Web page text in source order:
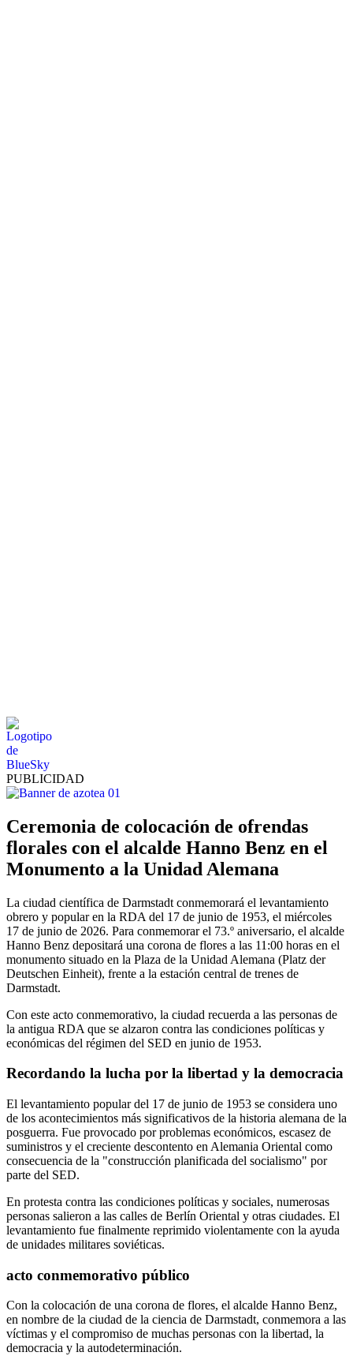
PUBLICIDAD
Ceremonia de colocación de ofrendas
florales con el alcalde Hanno Benz en el
Monumento a la Unidad Alemana
La ciudad científica de Darmstadt conmemorará el levantamiento
obrero y popular en la RDA del 17 de junio de 1953, el miércoles
17 de junio de 2026. Para conmemorar el 73.º aniversario, el alcalde
Hanno Benz depositará una corona de flores a las 11:00 horas en el
monumento situado en la Plaza de la Unidad Alemana (Platz der
Deutschen Einheit), frente a la estación central de trenes de
Darmstadt.
Con este acto conmemorativo, la ciudad recuerda a las personas de
la antigua RDA que se alzaron contra las condiciones políticas y
económicas del régimen del SED en junio de 1953.
Recordando la lucha por la libertad y la democracia
El levantamiento popular del 17 de junio de 1953 se considera uno
de los acontecimientos más significativos de la historia alemana de la
posguerra. Fue provocado por problemas económicos, escasez de
suministros y el creciente descontento en Alemania Oriental como
consecuencia de la "construcción planificada del socialismo" por
parte del SED.
En protesta contra las condiciones políticas y sociales, numerosas
personas salieron a las calles de Berlín Oriental y otras ciudades. El
levantamiento fue finalmente reprimido violentamente con la ayuda
de unidades militares soviéticas.
acto conmemorativo público
Con la colocación de una corona de flores, el alcalde Hanno Benz,
en nombre de la ciudad de la ciencia de Darmstadt, conmemora a las
víctimas y el compromiso de muchas personas con la libertad, la
democracia y la autodeterminación.